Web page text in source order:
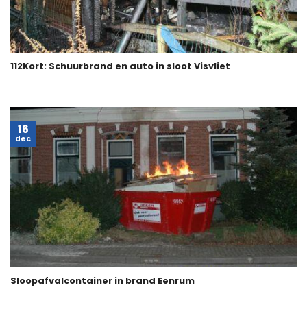
112Kort: Schuurbrand en auto in sloot Visvliet
Sloopafvalcontainer in brand Eenrum
16
dec